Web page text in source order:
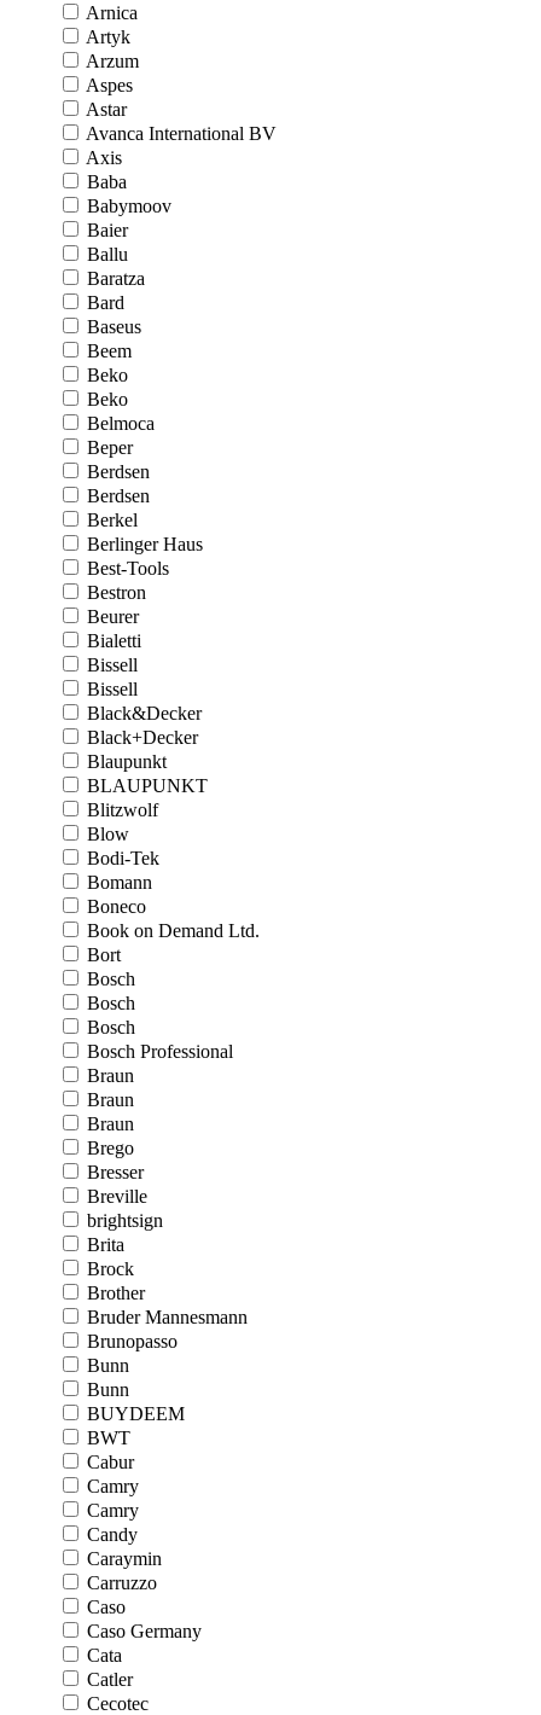
Arnica
Artyk
Arzum
Aspes
Astar
Avanca International BV
Axis
Baba
Babymoov
Baier
Ballu
Baratza
Bard
Baseus
Beem
Beko
Beko
Belmoca
Beper
Berdsen
Berdsen
Berkel
Berlinger Haus
Best-Tools
Bestron
Beurer
Bialetti
Bissell
Bissell
Black&Decker
Black+Decker
Blaupunkt
BLAUPUNKT
Blitzwolf
Blow
Bodi-Tek
Bomann
Boneco
Book on Demand Ltd.
Bort
Bosch
Bosch
Bosch
Bosch Professional
Braun
Braun
Braun
Brego
Bresser
Breville
brightsign
Brita
Brock
Brother
Bruder Mannesmann
Brunopasso
Bunn
Bunn
BUYDEEM
BWT
Cabur
Camry
Camry
Candy
Caraymin
Carruzzo
Caso
Caso Germany
Cata
Catler
Cecotec